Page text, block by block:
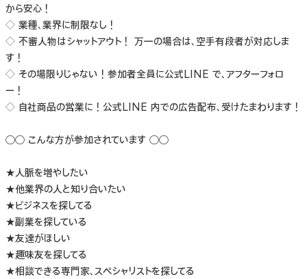
から安心！
◇ 業種、業界に制限なし！
◇ 不審人物はシャットアウト！ 万一の場合は、空手有段者が対応しま
す！
◇ その場限りじゃない！参加者全員に公式LINE で、アフターフォロ
ー！
◇ 自社商品の営業に！公式LINE 内での広告配布、受けたまわります！
◯◯ こんな方が参加されています ◯◯
★人脈を増やしたい
★他業界の人と知り合いたい
★ビジネスを探してる
★副業を探している
★友達がほしい
★趣味友を探してる
★相談できる専門家、スペシャリストを探してる